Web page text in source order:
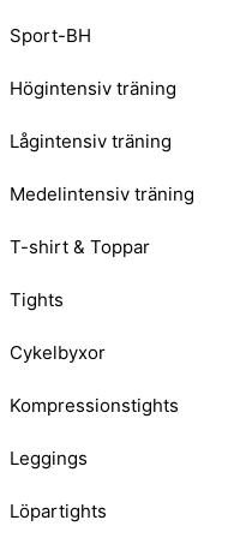
Sport-BH
Högintensiv träning
Lågintensiv träning
Medelintensiv träning
T-shirt & Toppar
Tights
Cykelbyxor
Kompressionstights
Leggings
Löpartights